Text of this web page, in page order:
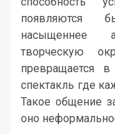
появляются
насыщеннее
творческую
превращается
спектакль где
Такое общение
оно